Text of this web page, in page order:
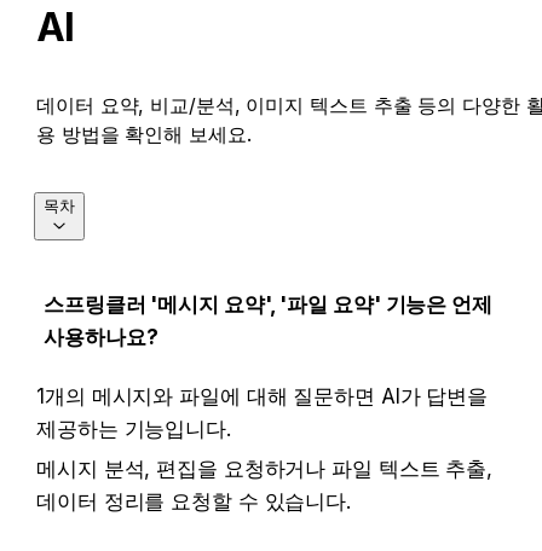
AI
데이터 요약, 비교/분석, 이미지 텍스트 추출 등의 다양한
용 방법을 확인해 보세요.
스프링클러 '메시지 요약', '파일 요약' 기능은 언제
사용하나요?
1개의 메시지와 파일에 대해 질문하면 AI가 답변을
제공하는 기능입니다.
메시지 분석, 편집을 요청하거나 파일 텍스트 추출,
데이터 정리를 요청할 수 있습니다.
목차